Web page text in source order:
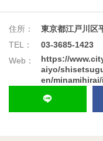
住所：
東京都江戸川区
TEL：
03-3685-1423
Web：
https://
aiyo/
en/